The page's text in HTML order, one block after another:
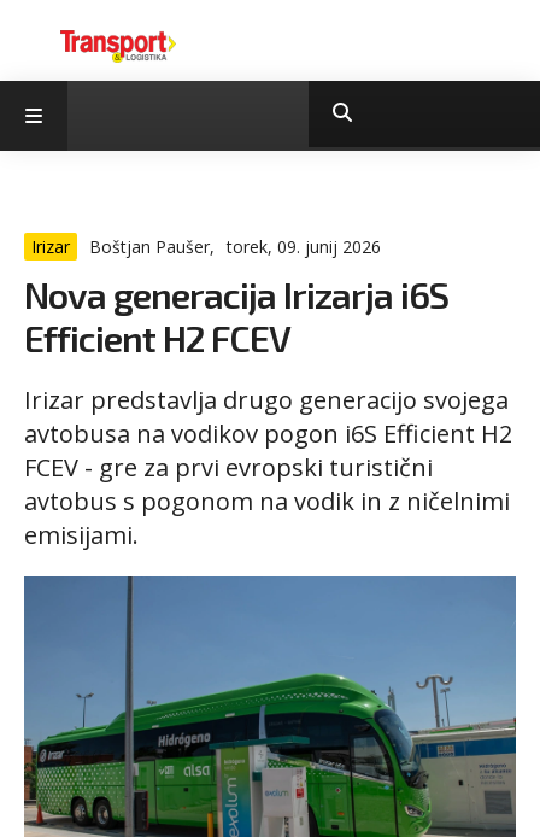
Irizar Boštjan Paušer, torek, 09. junij 2026
Nova generacija Irizarja i6S
Efficient H2 FCEV
Irizar predstavlja drugo generacijo svojega
avtobusa na vodikov pogon i6S Efficient H2
FCEV - gre za prvi evropski turistični
avtobus s pogonom na vodik in z ničelnimi
emisijami.